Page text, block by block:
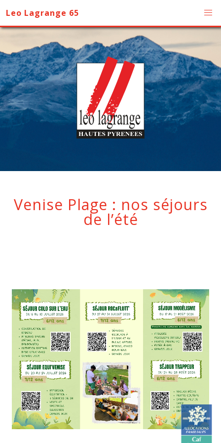
Leo Lagrange 65
Venise Plage : nos séjours
de l’été